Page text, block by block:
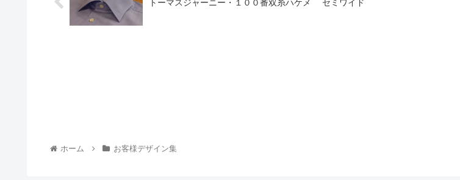
トーマスジャーニー・１００番双糸ハケメ セミワイド
ホーム お客様デザイン集